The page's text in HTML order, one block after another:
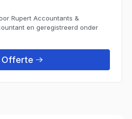
Rupert Accountants &
en geregistreerd onder
Offerte